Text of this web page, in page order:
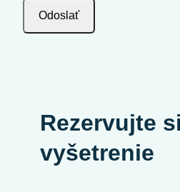
Odoslať
Rezervujte
vyšetrenie